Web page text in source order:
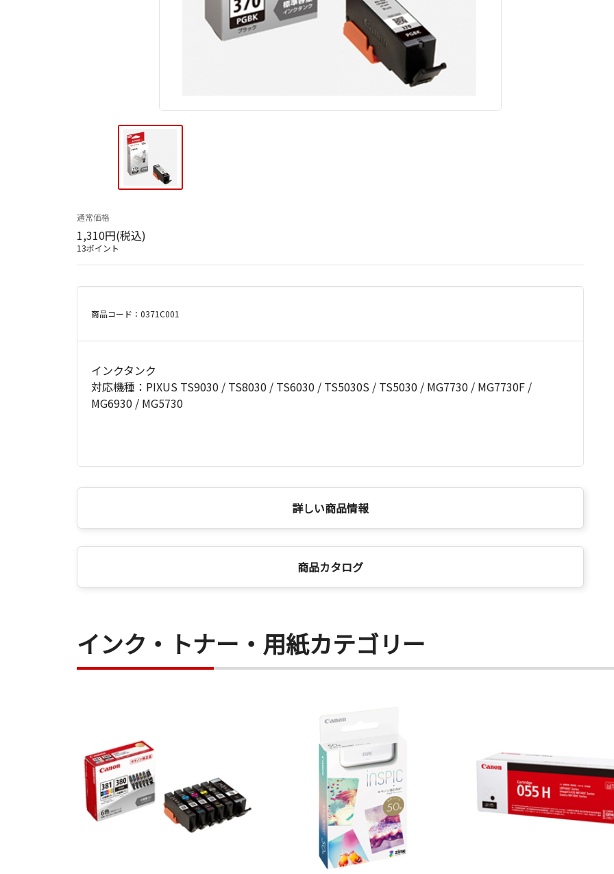
通常価格
1,310円(税込)
13ポイント
商品コード：0371C001
インクタンク
対応機種：PIXUS TS9030 / TS8030 / TS6030 / TS5030S / TS5030 / MG7730 / MG7730F /
MG6930 / MG5730
詳しい商品情報
商品カタログ
インク・トナー・用紙カテゴリー